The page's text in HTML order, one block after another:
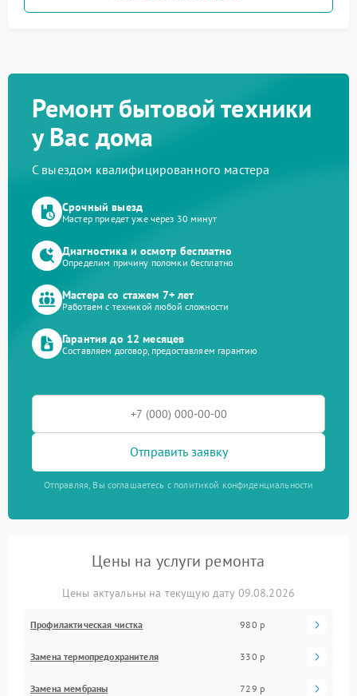
Ремонт бытовой техники
у Вас дома
С выездом квалифицированного мастера
Срочный выезд
Мастер приедет уже через 30 минут
Диагностика и осмотр бесплатно
Определим причину поломки бесплатно
Мастера со стажем 7+ лет
Работаем с техникой любой сложности
Гарантия до 12 месяцев
Составляем договор, предоставляем гарантию
Отправить заявку
Отправляя, Вы соглашаетесь с политикой конфиденциальности
Цены на услуги ремонта
Цены актуальны на текущую дату 09.08.2026
Профилактическая чистка 980 р
Замена термопредохранителя 330 р
Замена мембраны 729 р